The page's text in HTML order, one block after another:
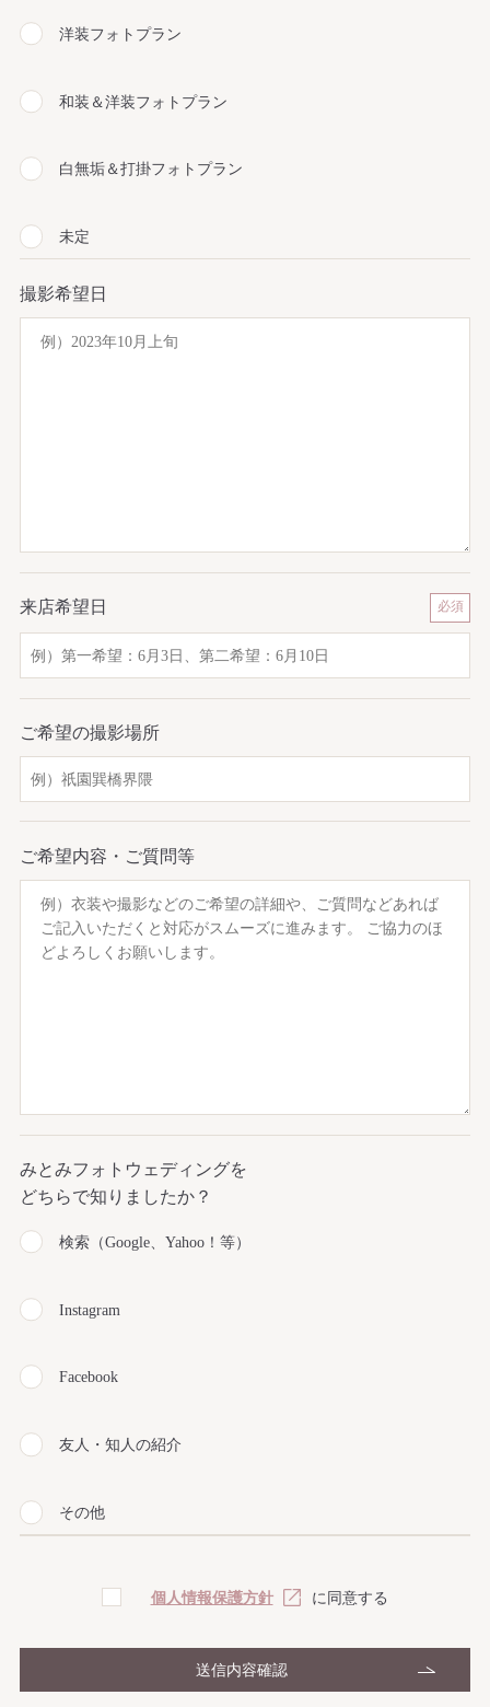
洋装フォトプラン
和装＆洋装フォトプラン
白無垢＆打掛フォトプラン
未定
撮影希望日
来店希望日
ご希望の撮影場所
ご希望内容・ご質問等
みとみフォトウェディングを
どちらで知りましたか？
検索（Google、Yahoo！等）
Instagram
Facebook
友人・知人の紹介
その他
個人情報保護方針 に同意する
送信内容確認